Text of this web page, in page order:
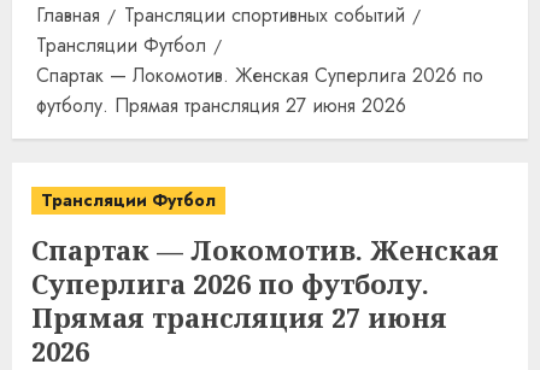
Главная
Трансляции спортивных событий
Трансляции Футбол
Спартак — Локомотив. Женская Суперлига 2026 по
футболу. Прямая трансляция 27 июня 2026
Трансляции Футбол
Спартак — Локомотив. Женская
Суперлига 2026 по футболу.
Прямая трансляция 27 июня
2026